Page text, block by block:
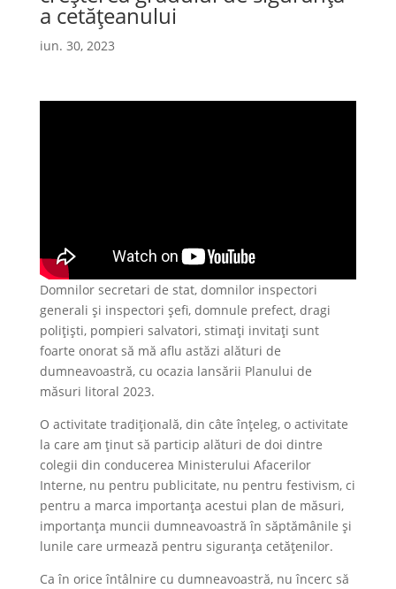
a cetățeanului
iun. 30, 2023
Domnilor secretari de stat, domnilor inspectori
generali și inspectori șefi, domnule prefect, dragi
polițiști, pompieri salvatori, stimați invitați sunt
foarte onorat să mă aflu astăzi alături de
dumneavoastră, cu ocazia lansării Planului de
măsuri litoral 2023.
O activitate tradițională, din câte înțeleg, o activitate
la care am ținut să particip alături de doi dintre
colegii din conducerea Ministerului Afacerilor
Interne, nu pentru publicitate, nu pentru festivism, ci
pentru a marca importanța acestui plan de măsuri,
importanța muncii dumneavoastră în săptămânile și
lunile care urmează pentru siguranța cetățenilor.
Ca în orice întâlnire cu dumneavoastră, nu încerc să